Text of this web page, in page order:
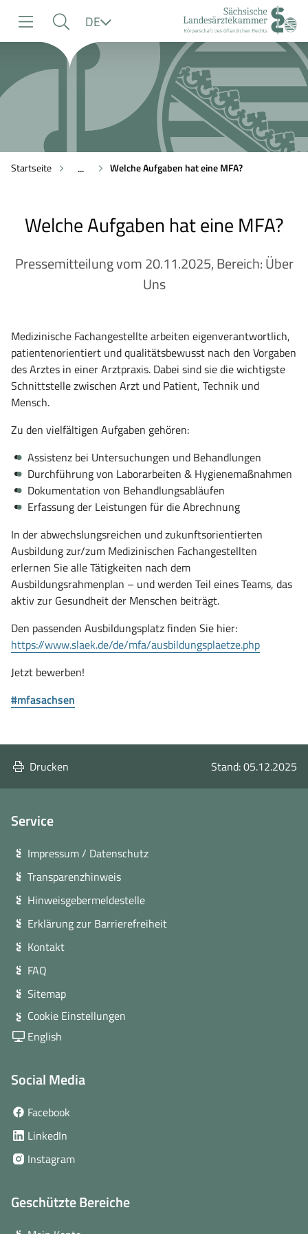
Navigation
Suche
Inhalt
DE
Startseite ... Welche Aufgaben hat eineMFA?
Welche Aufgaben hat eine MFA?
Pressemitteilung vom 20.11.2025, Bereich: Über
Uns
Medizinische Fachangestellte arbeiten eigenverantwortlich,
patientenorientiert und qualitätsbewusst nach den Vorgaben
des Arztes in einer Arztpraxis. Dabei sind sie die wichtigste
Schnittstelle zwischen Arzt und Patient, Technik und
Mensch.
Zu den vielfältigen Aufgaben gehören:
Assistenz bei Untersuchungen und Behandlungen
Durchführung von Laborarbeiten & Hygienemaßnahmen
Dokumentation von Behandlungsabläufen
Erfassung der Leistungen für die Abrechnung
In der abwechslungsreichen und zukunftsorientierten
Ausbildung zur/zum Medizinischen Fachangestellten
erlernen Sie alle Tätigkeiten nach dem
Ausbildungsrahmenplan – und werden Teil eines Teams, das
aktiv zur Gesundheit der Menschen beiträgt.
Den passenden Ausbildungsplatz finden Sie hier:
https://www.slaek.de/de/mfa/ausbildungsplaetze.php(öffnet
Jetzt bewerben!
#mfasachsen
Fenster)
Drucken
Stand: 05.12.2025
Service
Impressum / Datenschutz
Transparenzhinweis
Hinweisgebermeldestelle
Erklärung zur Barrierefreiheit
Kontakt
FAQ
Sitemap
Cookie Einstellungen
English
Social Media
Facebook
Fenster)
LinkedIn
neuem
Instagram(öffnet
Fenster)
Geschützte Bereiche